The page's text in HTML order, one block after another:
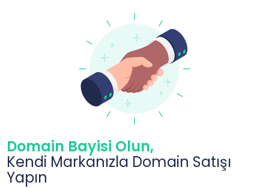
Domain Bayisi Olun,
Kendi Markanızla Domain Satışı
Yapın